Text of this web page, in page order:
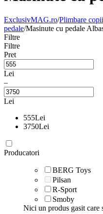
ExclusivMAG.ro/Plimbare copii
pedale/Masinute cu pedale
Filtre
Filtre
Pret
Lei
–
Lei
555Lei
3750Lei
Producatori
BERG Toys
Pilsan
R-Sport
Smoby
Nici un produs gasit care